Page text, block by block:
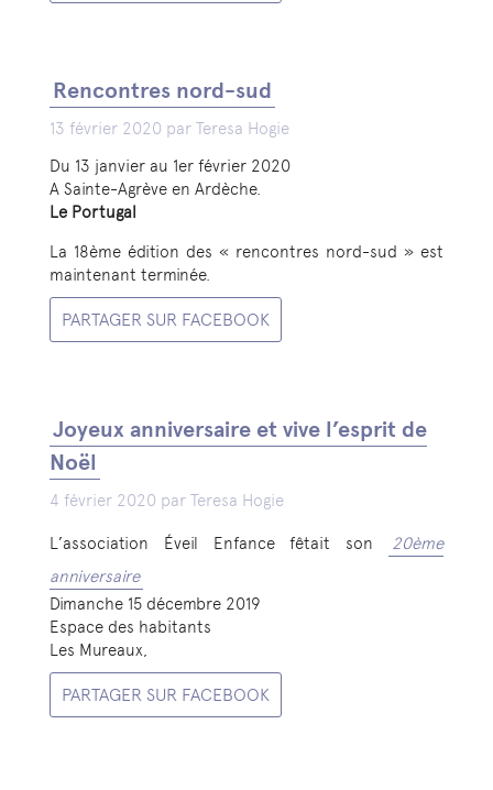
Rencontres nord-sud
13 février 2020 par Teresa Hogie
Du 13 janvier au 1er février 2020
A Sainte-Agrève en Ardèche.
Le Portugal
La 18ème édition des « rencontres nord-sud » est
maintenant terminée.
PARTAGER SUR FACEBOOK
Joyeux anniversaire et vive l’esprit de
Noël
4 février 2020 par Teresa Hogie
L’association Éveil Enfance fêtait son
20ème
anniversaire
Dimanche 15 décembre 2019
Espace des habitants
Les Mureaux,
PARTAGER SUR FACEBOOK